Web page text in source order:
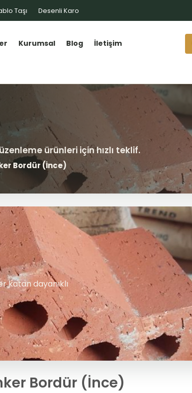
Taşı Desenli Karo
Kurumsal Blog İletişim
Bordür (İnce)
katan dayanıklı
Bordür (İnce)